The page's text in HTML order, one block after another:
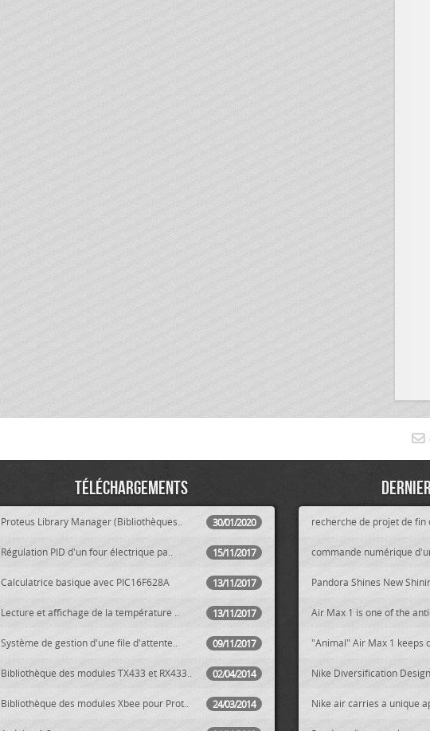
Téléchargements
30/01/2020
Proteus Library Manager (Bibliothèques..
15/11/2017
Régulation PID d'un four électrique pa..
13/11/2017
Calculatrice basique avec PIC16F628A
13/11/2017
Lecture et affichage de la température ..
09/11/2017
Système de gestion d'une file d'attente..
02/04/2014
Bibliothèque des modules TX433 et RX433..
24/03/2014
Bibliothèque des modules Xbee pour Prot..
recherche de projet de fin
commande numérique
Pandora Shines New
Air Max 1 is one of the
"Animal" Air Max 1 keeps
Nike Diversification Design
Nike air carries a unique